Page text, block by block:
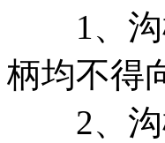
1、沟
柄均不得
2、沟